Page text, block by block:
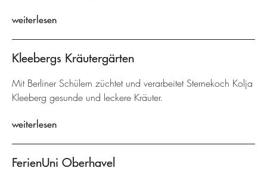
weiterlesen
Kleebergs Kräutergärten
Mit Berliner Schülern züchtet und verarbeitet Sternekoch Kolja
Kleeberg gesunde und leckere Kräuter.
weiterlesen
FerienUni Oberhavel